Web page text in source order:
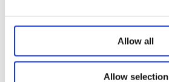
Allow all
Allow selection
mm